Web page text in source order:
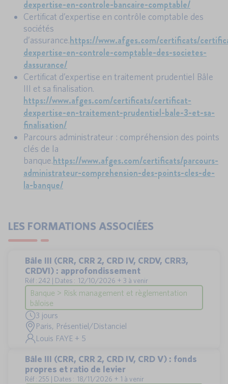
dexpertise-en-controle-bancaire-comptable/
Certificat d’expertise en contrôle comptable des
sociétés
d’assurance.https://www.afges.com/certificats/
dexpertise-en-controle-comptable-des-societes-
dassurance/
Certificat d’expertise en traitement prudentiel Bâle
III et sa finalisation.
https://www.afges.com/certificats/certificat-
dexpertise-en-traitement-prudentiel-bale-3-et-sa-
finalisation/
Parcours administrateur : compréhension des points
clés de la
banque.https://www.afges.com/certificats/parcours-
administrateur-comprehension-des-points-cles-de-
la-banque/
LES FORMATIONS ASSOCIÉES
Bâle III (CRR, CRR 2, CRD IV, CRDV, CRR3,
CRDVI) : approfondissement
Réf : 242 | Dates : 12/10/2026 + 3 à venir
Banque > Risk management et règlementation
bâloise
3 jours
Paris, Présentiel/Distanciel
Louis FAYE + 5
Bâle III (CRR, CRR 2, CRD IV, CRD V) : fonds
propres et ratio de levier
Réf : 255 | Dates : 18/11/2026 + 1 à venir